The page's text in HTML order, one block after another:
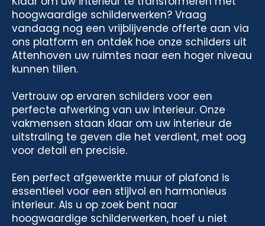
hoogwaardige schilderwerken? Vraag
vandaag nog een vrijblijvende offerte aan via
ons platform en ontdek hoe onze schilders uit
Attenhoven uw ruimtes naar een hoger niveau
kunnen tillen.
Vertrouw op ervaren schilders voor een
perfecte afwerking van uw interieur. Onze
vakmensen staan klaar om uw interieur de
uitstraling te geven die het verdient, met oog
voor detail en precisie.
Een perfect afgewerkte muur of plafond is
essentieel voor een stijlvol en harmonieus
interieur. Als u op zoek bent naar
hoogwaardige schilderwerken, hoef u niet